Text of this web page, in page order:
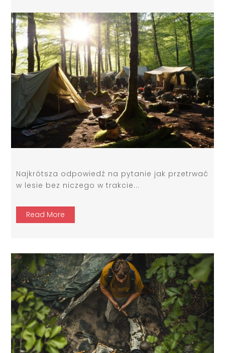
Najkrótsza odpowiedź na pytanie jak przetrwać
w lesie bez niczego w trakcie...
Read More